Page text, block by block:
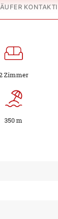
Zimmer
350 m